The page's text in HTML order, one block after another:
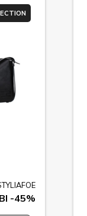
BI -45%